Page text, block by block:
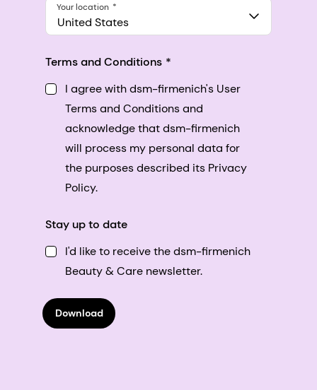
United States
Your location
Terms and Conditions
I agree with dsm-firmenich's User
Terms and Conditions and
acknowledge that dsm-firmenich
will process my personal data for
the purposes described its Privacy
Policy.
Stay up to date
I'd like to receive the dsm-firmenich
Beauty & Care newsletter.
Download